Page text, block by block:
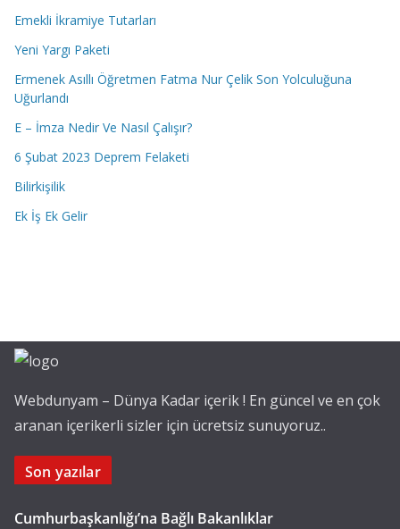
Emekli İkramiye Tutarları
Yeni Yargı Paketi
Ermenek Asıllı Öğretmen Fatma Nur Çelik Son Yolculuğuna
Uğurlandı
E – İmza Nedir Ve Nasıl Çalışır?
6 Şubat 2023 Deprem Felaketi
Bilirkişilik
Ek İş Ek Gelir
Webdunyam – Dünya Kadar içerik ! En güncel ve en çok
aranan içerikerli sizler için ücretsiz sunuyoruz..
Son yazılar
Cumhurbaşkanlığı’na Bağlı Bakanlıklar